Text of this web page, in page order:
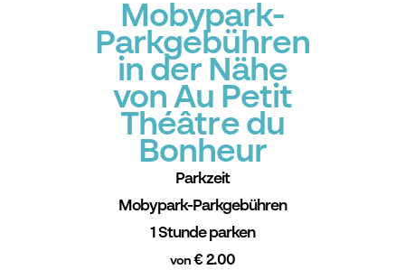
Mobypark-
Parkgebühren
in der Nähe
von Au Petit
Théâtre du
Bonheur
Parkzeit
Mobypark-Parkgebühren
1 Stunde parken
von € 2.00